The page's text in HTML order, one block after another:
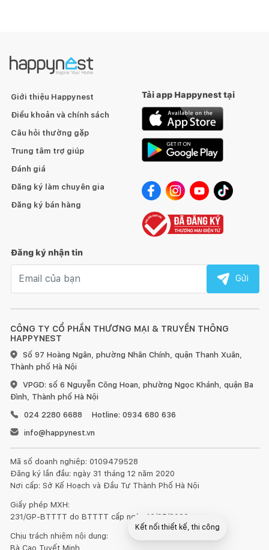
CÔNG TY CỔ PHẦN THƯƠNG MẠI & TRUYỀN THÔNG
HAPPYNEST
Số 97 Hoàng Ngân, phường Nhân Chính, quận Thanh Xuân,
Thành phố Hà Nội
VPGD: số 6 Nguyễn Công Hoan, phường Ngọc Khánh, quận Ba
Đình, Thành phố Hà Nội
024 2280 6688
Hotline: 0934 680 636
info@happynest.vn
Mã số doanh nghiệp: 0109479528
Đăng ký lần đầu: ngày 31 tháng 12 năm 2020
Nơi cấp: Sở Kế Hoạch và Đầu Tư Thành Phố Hà Nội
Giấy phép MXH:
231/GP-BTTTT do BTTTT cấp ngày 10/05/2022
Chịu trách nhiệm nội dung:
Bà Cao Tuyết Minh
Giới thiệu Happynest
Điều khoản và chính sách
Câu hỏi thường gặp
Trung tâm trợ giúp
Đánh giá
Đăng ký làm chuyên gia
Đăng ký bán hàng
Tải app Happynest tại
Đăng ký nhận tin
Gửi
Kết nối thiết kế, thi công